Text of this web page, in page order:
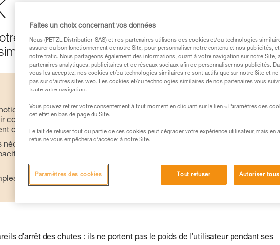
ASAP précise "Effectuez un test de
test permet d’éviter les erreurs les plus
techniques des produits utilisés dans ce conseil avant de le
compris les informations de la notice technique pour pouvoir
d’informations.
une formation et un entraînement spécifique. Validez avec
à refaire la manipulation, seul, en toute sécurité, avant de la
de techniques liées à votre activité. Il peut en exister d’autres que
d’arrêt des chutes : ils ne portent pas le poids de l’utilisateur pendant ses
Faites un choix concernant vos données
Nous (PETZL Distribution SAS) et nos partenaires utilisons des cookies et/ou technologies
assurer du bon fonctionnement de notre Site, pour personnaliser notre contenu et nos publicités,
notre trafic. Nous partageons également des informations, quant à votre navigation sur notre Site,
partenaires analytiques, publicitaires et de réseaux sociaux afin de personnaliser nos publicités.
vous les acceptez, nos cookies et/ou technologies similaires ne sont actifs que sur notre Site et ne
pas sur d’autres sites web. Les cookies et/ou technologies similaires de nos partenaires vous
toute votre navigation.
Vous pouvez retirer votre consentement à tout moment en cliquant sur le lien « Paramètres des
cet effet en bas de page du Site.
Le fait de refuser tout ou partie de ces cookies peut dégrader votre expérience utilisateur, mais en
refus ne vous empêchera d’accéder à notre Site.
Tout refuser Autoriser
Paramètres des cookies